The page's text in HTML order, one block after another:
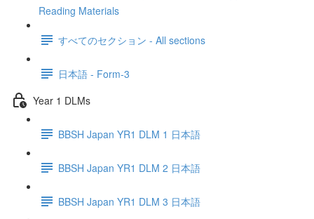
Reading Materials
すべてのセクション - All sections
日本語 - Form-3
Year 1 DLMs
BBSH Japan YR1 DLM 1 日本語
BBSH Japan YR1 DLM 2 日本語
BBSH Japan YR1 DLM 3 日本語